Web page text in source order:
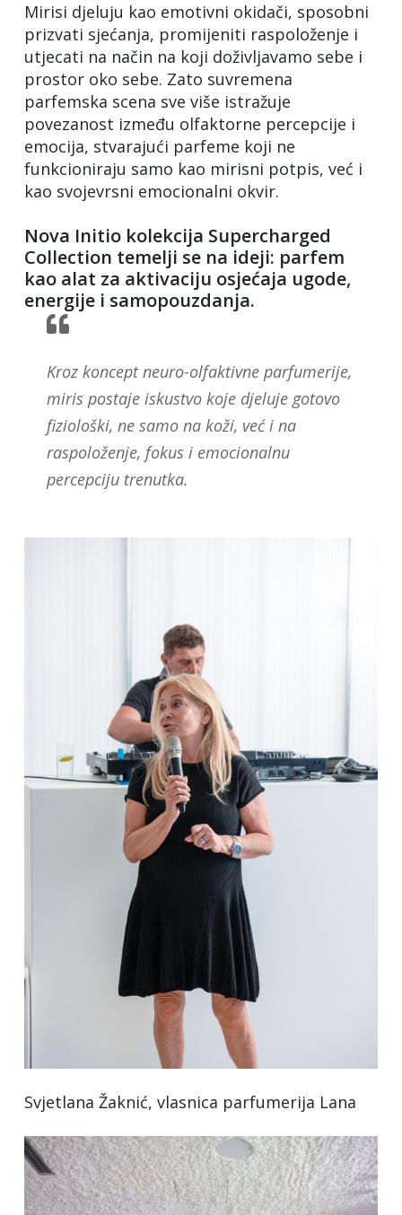
Mirisi djeluju kao emotivni okidači, sposobni
prizvati sjećanja, promijeniti raspoloženje i
utjecati na način na koji doživljavamo sebe i
prostor oko sebe. Zato suvremena
parfemska scena sve više istražuje
povezanost između olfaktorne percepcije i
emocija, stvarajući parfeme koji ne
funkcioniraju samo kao mirisni potpis, već i
kao svojevrsni emocionalni okvir.
Nova Initio kolekcija Supercharged
Collection temelji se na ideji: parfem
kao alat za aktivaciju osjećaja ugode,
energije i samopouzdanja.
Kroz koncept neuro-olfaktivne parfumerije,
miris postaje iskustvo koje djeluje gotovo
fiziološki, ne samo na koži, već i na
raspoloženje, fokus i emocionalnu
percepciju trenutka.
Svjetlana Žaknić, vlasnica parfumerija Lana